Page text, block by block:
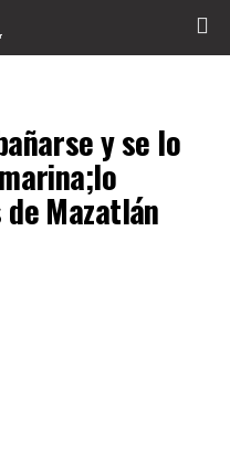
y se lo
Mazatlán